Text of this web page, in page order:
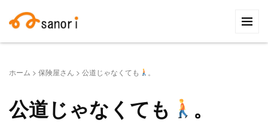
索:
ホーム > 保険屋さん > 公道じゃなくても 。
公道じゃなくても 。